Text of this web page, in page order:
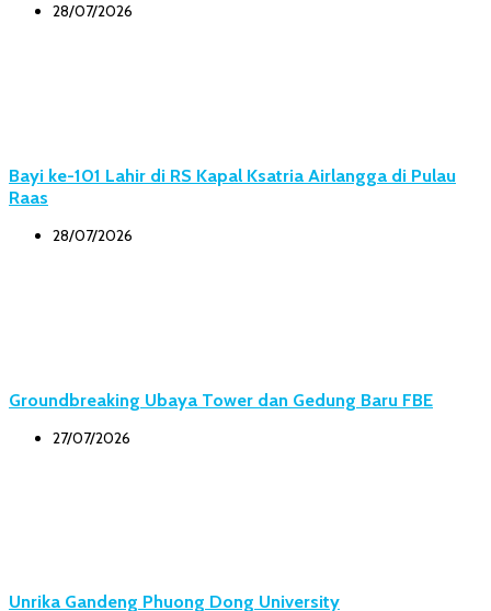
28/07/2026
Bayi ke-101 Lahir di RS Kapal Ksatria Airlangga di Pulau
Raas
28/07/2026
Groundbreaking Ubaya Tower dan Gedung Baru FBE
27/07/2026
Unrika Gandeng Phuong Dong University